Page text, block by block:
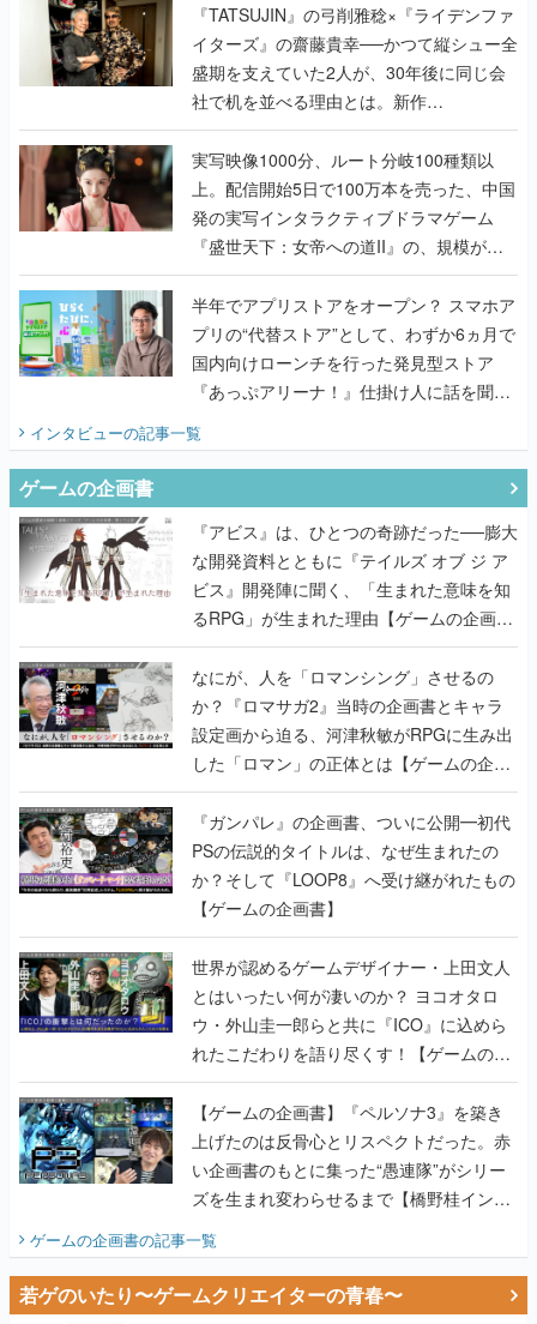
く
『TATSUJIN』の弓削雅稔×『ライデンファ
イターズ』の齋藤貴幸──かつて縦シュー全
盛期を支えていた2人が、30年後に同じ会
社で机を並べる理由とは。新作
『TATSUJIN EXTREME』で初タッグを組
んだレジェンド2人に訊く開発秘話
実写映像1000分、ルート分岐100種類以
上。配信開始5日で100万本を売った、中国
発の実写インタラクティブドラマゲーム
『盛世天下：女帝への道II』の、規模が違
うこだわりをプロデューサーに聞いた
半年でアプリストアをオープン？ スマホア
プリの“代替ストア”として、わずか6ヵ月で
国内向けローンチを行った発見型ストア
『あっぷアリーナ！』仕掛け人に話を聞い
インタビューの記事一覧
ゲームの企画書
『アビス』は、ひとつの奇跡だった──膨大
な開発資料とともに『テイルズ オブ ジ ア
ビス』開発陣に聞く、「生まれた意味を知
るRPG」が生まれた理由【ゲームの企画
書】
なにが、人を「ロマンシング」させるの
か？『ロマサガ2』当時の企画書とキャラ
設定画から迫る、河津秋敏がRPGに生み出
した「ロマン」の正体とは【ゲームの企画
書】
『ガンパレ』の企画書、ついに公開━初代
PSの伝説的タイトルは、なぜ生まれたの
か？そして『LOOP8』へ受け継がれたもの
【ゲームの企画書】
世界が認めるゲームデザイナー・上田文人
とはいったい何が凄いのか？ ヨコオタロ
ウ・外山圭一郎らと共に『ICO』に込めら
れたこだわりを語り尽くす！【ゲームの企
画書】
【ゲームの企画書】『ペルソナ3』を築き
上げたのは反骨心とリスペクトだった。赤
い企画書のもとに集った“愚連隊”がシリー
ズを生まれ変わらせるまで【橋野桂インタ
ゲームの企画書の記事一覧
若ゲのいたり〜ゲームクリエイターの青春〜